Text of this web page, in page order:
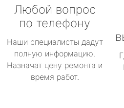
Любой вопрос
по телефону
Наши специалисты дадут
полную информацию.
Назначат цену ремонта и
время работ.